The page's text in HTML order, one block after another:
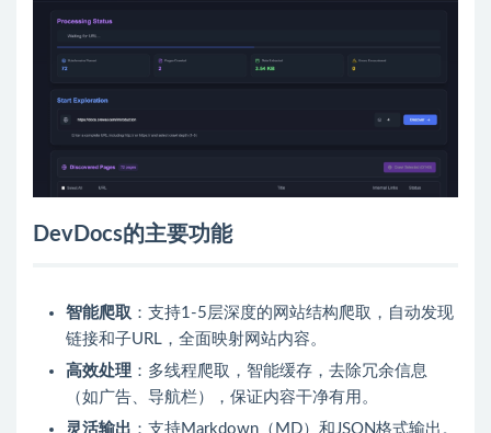
DevDocs的主要功能
智能爬取 ：支持1-5层深度的网站结构爬取，自动发现
链接和子URL，全面映射网站内容。
高效处理 ：多线程爬取，智能缓存，去除冗余信息
（如广告、导航栏），保证内容干净有用。
灵活输出 ：支持Markdown（MD）和JSON格式输出。